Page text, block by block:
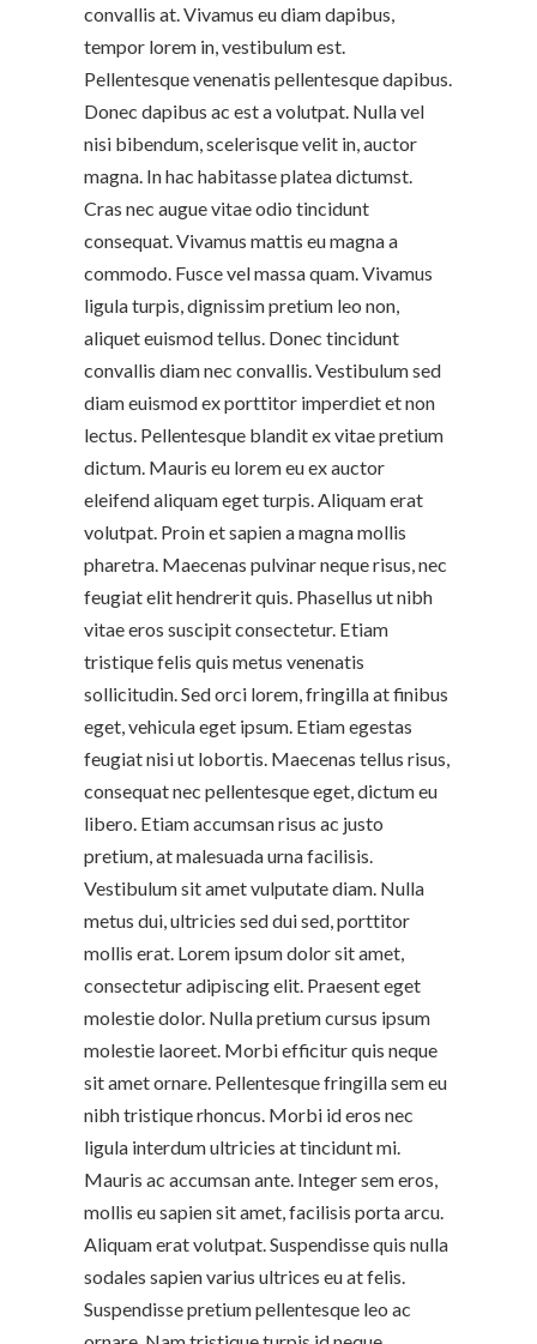
convallis at. Vivamus eu diam dapibus,
tempor lorem in, vestibulum est.
Pellentesque venenatis pellentesque dapibus.
Donec dapibus ac est a volutpat. Nulla vel
nisi bibendum, scelerisque velit in, auctor
magna. In hac habitasse platea dictumst.
Cras nec augue vitae odio tincidunt
consequat. Vivamus mattis eu magna a
commodo. Fusce vel massa quam. Vivamus
ligula turpis, dignissim pretium leo non,
aliquet euismod tellus. Donec tincidunt
convallis diam nec convallis. Vestibulum sed
diam euismod ex porttitor imperdiet et non
lectus. Pellentesque blandit ex vitae pretium
dictum. Mauris eu lorem eu ex auctor
eleifend aliquam eget turpis. Aliquam erat
volutpat. Proin et sapien a magna mollis
pharetra. Maecenas pulvinar neque risus, nec
feugiat elit hendrerit quis. Phasellus ut nibh
vitae eros suscipit consectetur. Etiam
tristique felis quis metus venenatis
sollicitudin. Sed orci lorem, fringilla at finibus
eget, vehicula eget ipsum. Etiam egestas
feugiat nisi ut lobortis. Maecenas tellus risus,
consequat nec pellentesque eget, dictum eu
libero. Etiam accumsan risus ac justo
pretium, at malesuada urna facilisis.
Vestibulum sit amet vulputate diam. Nulla
metus dui, ultricies sed dui sed, porttitor
mollis erat. Lorem ipsum dolor sit amet,
consectetur adipiscing elit. Praesent eget
molestie dolor. Nulla pretium cursus ipsum
molestie laoreet. Morbi efficitur quis neque
sit amet ornare. Pellentesque fringilla sem eu
nibh tristique rhoncus. Morbi id eros nec
ligula interdum ultricies at tincidunt mi.
Mauris ac accumsan ante. Integer sem eros,
mollis eu sapien sit amet, facilisis porta arcu.
Aliquam erat volutpat. Suspendisse quis nulla
sodales sapien varius ultrices eu at felis.
Suspendisse pretium pellentesque leo ac